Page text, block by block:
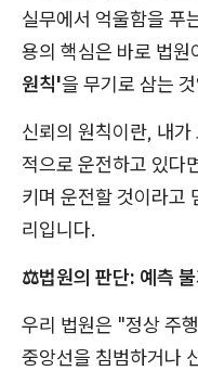
실무에서 억울함을 푸
용의 핵심은 바로 법
원칙'을 무기로 삼는
신뢰의 원칙이란, 내
적으로 운전하고 있다
키며 운전할 것이라고
리입니다.
⚖️법원의 판단: 예측
우리 법원은 "정상 주
중앙선을 침범하거나